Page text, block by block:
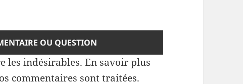
les indésirables.En savoir plus
commentaires sont traitées.